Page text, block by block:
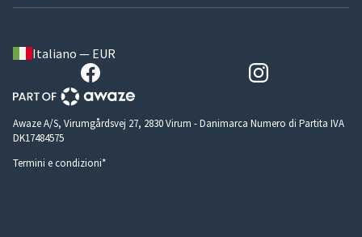
Italiano — EUR
Awaze A/S, Virumgårdsvej 27, 2830 Virum - Danimarca Numero di Partita IVA
DK17484575
Termini e condizioni*